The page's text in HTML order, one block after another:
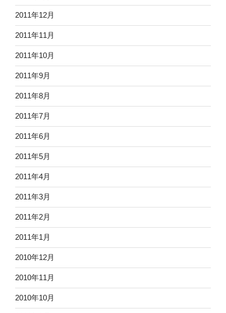
2011年12月
2011年11月
2011年10月
2011年9月
2011年8月
2011年7月
2011年6月
2011年5月
2011年4月
2011年3月
2011年2月
2011年1月
2010年12月
2010年11月
2010年10月